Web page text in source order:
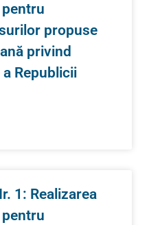
propuse
privind
Republicii
1: Realizarea